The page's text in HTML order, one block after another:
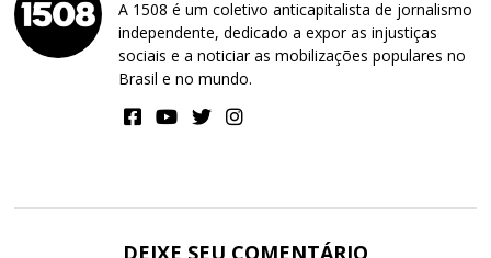
A 1508 é um coletivo anticapitalista de jornalismo
independente, dedicado a expor as injustiças
sociais e a noticiar as mobilizações populares no
Brasil e no mundo.
DEIXE SEU COMENTÁRIO